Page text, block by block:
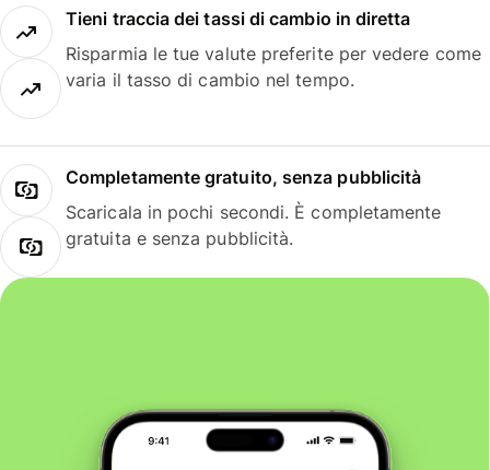
Tieni traccia dei tassi di cambio in diretta
Risparmia le tue valute preferite per vedere come
varia il tasso di cambio nel tempo.
Completamente gratuito, senza pubblicità
Scaricala in pochi secondi. È completamente
gratuita e senza pubblicità.